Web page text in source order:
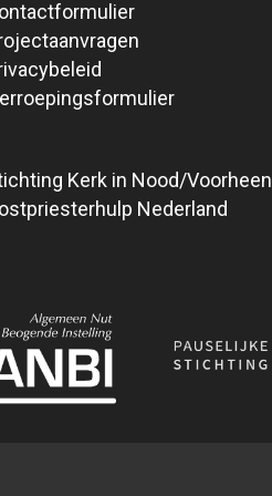
Kerk in Nood/Voorheen
Nederland